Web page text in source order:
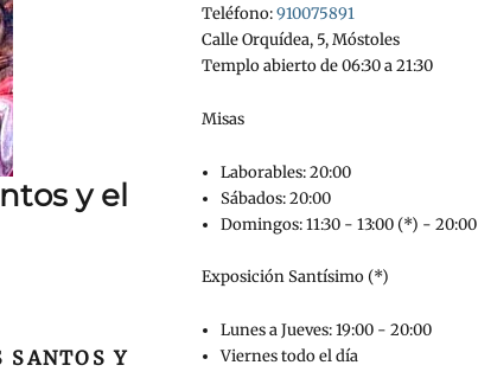
y el
SANTOS Y
Teléfono:910075891
Calle Orquídea, 5, Móstoles
Templo abierto de 06:30 a 21:30
Misas
Laborables: 20:00
Sábados: 20:00
Domingos: 11:30 - 13:00 (*) - 20:00
Exposición Santísimo (*)
Lunes a Jueves: 19:00 - 20:00
Viernes todo el día